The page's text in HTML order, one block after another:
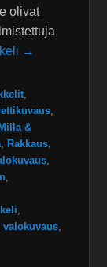
olivat
→
,
,
Milla &
, Rakkaus,
,
,
,
valokuvaus,